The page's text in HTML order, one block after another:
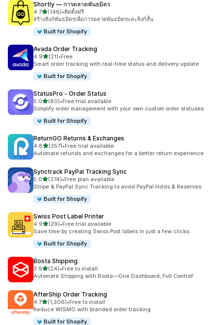
Shortly — การตลาดพันธมิตร
4.7เต็ม 5 ดาว
(148)
ทั้งหมด 148 รีวิว
•ติดตั้งฟรี
สร้างลิงก์พันธมิตรเพื่อการตลาดพันธมิตรและลิงก์สั้น
Built for Shopify
Avada Order Tracking
4.9เต็ม 5 ดาว
(21)
ทั้งหมด 21 รีวิว
•Free
Smart order tracking with real-time status and delivery update
Built for Shopify
StatusPro ‑ Order Status
5.0เต็ม 5 ดาว
(80)
ทั้งหมด 80 รีวิว
•Free trial available
Simplify order management with your own custom order statuses
Built for Shopify
ReturnGO Returns & Exchanges
4.8เต็ม 5 ดาว
(357)
ทั้งหมด 357 รีวิว
•Free trial available
Automate refunds and exchanges for a better return experience
Synctrack PayPal Tracking Sync
5.0เต็ม 5 ดาว
(374)
ทั้งหมด 374 รีวิว
•Free plan available
Stripe & PayPal Sync Tracking to avoid PayPal Holds & Reserves
Built for Shopify
Swiss Post Label Printer
4.9เต็ม 5 ดาว
(29)
ทั้งหมด 29 รีวิว
•Free trial available
Save time by creating Swiss Post labels in just a few clicks.
Built for Shopify
Bosta Shipping
3.9เต็ม 5 ดาว
(24)
ทั้งหมด 24 รีวิว
•Free to install
Automate Shipping with Bosta—One Dashboard, Full Control!
AfterShip Order Tracking
4.7เต็ม 5 ดาว
(1,306)
ทั้งหมด 1306 รีวิว
•Free to install
Reduce WISMO with branded order tracking
Built for Shopify